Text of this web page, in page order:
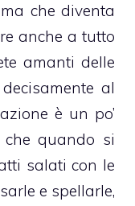
che diventa
anche a tutto
amanti delle
al
è un po’
quando si
salati con le
e spellarle,